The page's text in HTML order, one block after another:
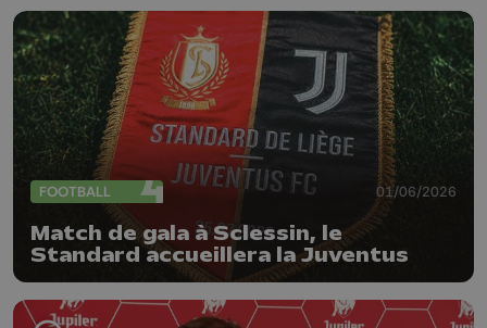
FOOTBALL 01/06/2026
Match de gala à Sclessin, le
Standard accueillera la Juventus